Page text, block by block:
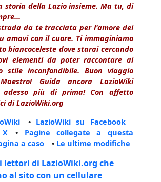
storia della Lazio insieme. Ma tu, di
da te tracciata per l'amore dei
amavi con il cuore. Ti immaginiamo
biancoceleste dove starai cercando
elementi da poter raccontare ai
inconfondibile. Buon viaggio
Guida ancora LazioWiki
più di prima! Con affetto
di LazioWiki.org
• LazioWiki su Facebook
• Pagine collegate a questa
a caso • Le ultime modifiche
lettori di LazioWiki.org che
al sito con un cellulare